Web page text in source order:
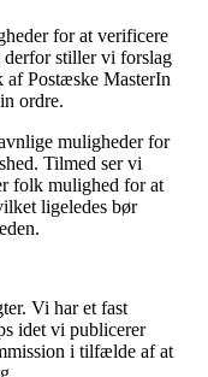
for at verificere
stiller vi forslag
af Postæske MasterIn
ordre.
muligheder for
Tilmed ser vi
folk mulighed for at
ligeledes bør
Vi har et fast
idet vi publicerer
i tilfælde af at